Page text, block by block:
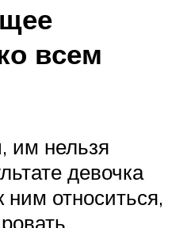
всем
им нельзя
девочка
ним относиться,